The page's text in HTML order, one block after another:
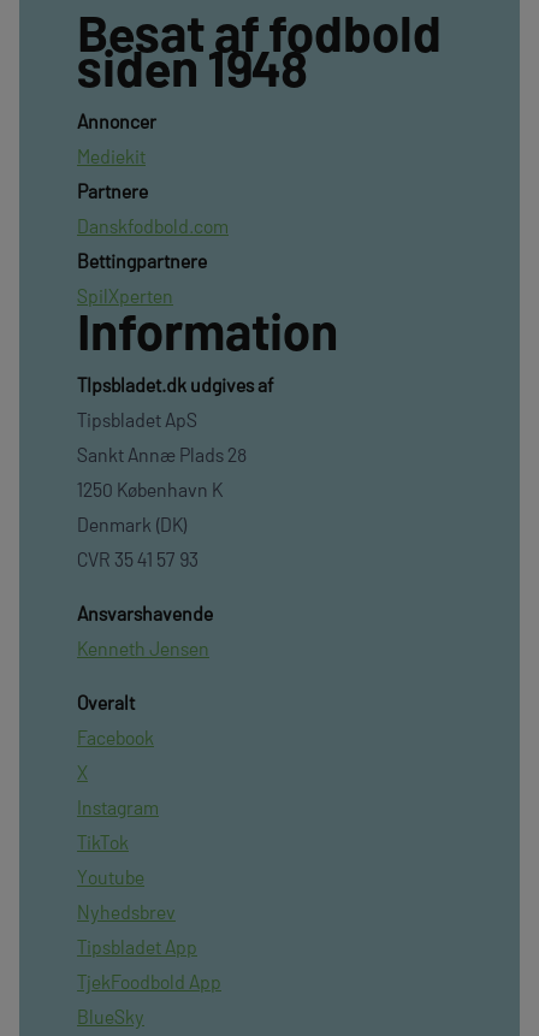
Besat af fodbold
siden 1948
Annoncer
Mediekit
Partnere
Danskfodbold.com
Bettingpartnere
SpilXperten
Information
TIpsbladet.dk udgives af
Tipsbladet ApS
Sankt Annæ Plads 28
1250 København K
Denmark (DK)
CVR 35 41 57 93
Ansvarshavende
Kenneth Jensen
Overalt
Facebook
X
Instagram
TikTok
Youtube
Nyhedsbrev
Tipsbladet App
TjekFoodbold App
BlueSky